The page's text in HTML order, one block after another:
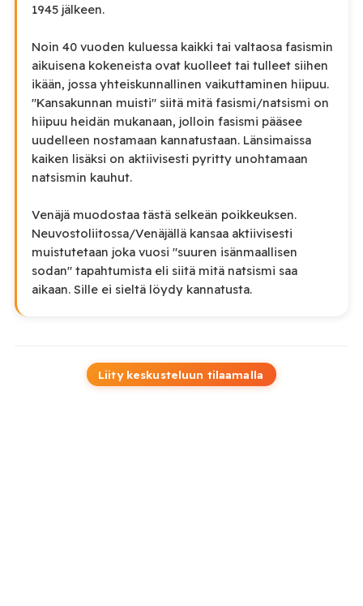
1945 jälkeen.
Noin 40 vuoden kuluessa kaikki tai valtaosa fasismin
aikuisena kokeneista ovat kuolleet tai tulleet siihen
ikään, jossa yhteiskunnallinen vaikuttaminen hiipuu.
"Kansakunnan muisti" siitä mitä fasismi/natsismi on
hiipuu heidän mukanaan, jolloin fasismi pääsee
uudelleen nostamaan kannatustaan. Länsimaissa
kaiken lisäksi on aktiivisesti pyritty unohtamaan
natsismin kauhut.
Venäjä muodostaa tästä selkeän poikkeuksen.
Neuvostoliitossa/Venäjällä kansaa aktiivisesti
muistutetaan joka vuosi "suuren isänmaallisen
sodan" tapahtumista eli siitä mitä natsismi saa
aikaan. Sille ei sieltä löydy kannatusta.
Liity keskusteluun tilaamalla